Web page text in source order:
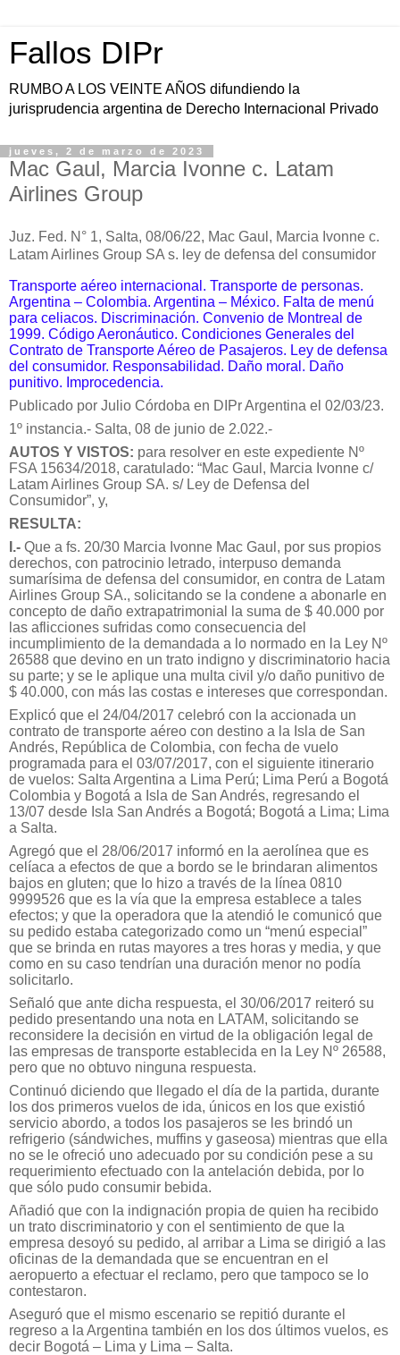
Fallos DIPr
RUMBO A LOS VEINTE AÑOS difundiendo la
jurisprudencia argentina de Derecho Internacional Privado
jueves, 2 de marzo de 2023
Mac Gaul, Marcia Ivonne c. Latam
Airlines Group
Juz. Fed. N° 1, Salta, 08/06/22, Mac Gaul, Marcia Ivonne c.
Latam Airlines Group SA s. ley de defensa del consumidor
Transporte aéreo internacional. Transporte de personas.
Argentina – Colombia. Argentina – México. Falta de menú
para celiacos. Discriminación. Convenio de Montreal de
1999. Código Aeronáutico. Condiciones Generales del
Contrato de Transporte Aéreo de Pasajeros. Ley de defensa
del consumidor. Responsabilidad. Daño moral. Daño
punitivo. Improcedencia.
Publicado por Julio Córdoba en DIPr Argentina el 02/03/23.
1º instancia.- Salta, 08 de junio de 2.022.-
AUTOS Y VISTOS: para resolver en este expediente Nº
FSA 15634/2018, caratulado: “Mac Gaul, Marcia Ivonne c/
Latam Airlines Group SA. s/ Ley de Defensa del
Consumidor”, y,
RESULTA:
I.- Que a fs. 20/30 Marcia Ivonne Mac Gaul, por sus propios
derechos, con patrocinio letrado, interpuso demanda
sumarísima de defensa del consumidor, en contra de Latam
Airlines Group SA., solicitando se la condene a abonarle en
concepto de daño extrapatrimonial la suma de $ 40.000 por
las aflicciones sufridas como consecuencia del
incumplimiento de la demandada a lo normado en la Ley Nº
26588 que devino en un trato indigno y discriminatorio hacia
su parte; y se le aplique una multa civil y/o daño punitivo de
$ 40.000, con más las costas e intereses que correspondan.
Explicó que el 24/04/2017 celebró con la accionada un
contrato de transporte aéreo con destino a la Isla de San
Andrés, República de Colombia, con fecha de vuelo
programada para el 03/07/2017, con el siguiente itinerario
de vuelos: Salta Argentina a Lima Perú; Lima Perú a Bogotá
Colombia y Bogotá a Isla de San Andrés, regresando el
13/07 desde Isla San Andrés a Bogotá; Bogotá a Lima; Lima
a Salta.
Agregó que el 28/06/2017 informó en la aerolínea que es
celíaca a efectos de que a bordo se le brindaran alimentos
bajos en gluten; que lo hizo a través de la línea 0810
9999526 que es la vía que la empresa establece a tales
efectos; y que la operadora que la atendió le comunicó que
su pedido estaba categorizado como un “menú especial”
que se brinda en rutas mayores a tres horas y media, y que
como en su caso tendrían una duración menor no podía
solicitarlo.
Señaló que ante dicha respuesta, el 30/06/2017 reiteró su
pedido presentando una nota en LATAM, solicitando se
reconsidere la decisión en virtud de la obligación legal de
las empresas de transporte establecida en la Ley Nº 26588,
pero que no obtuvo ninguna respuesta.
Continuó diciendo que llegado el día de la partida, durante
los dos primeros vuelos de ida, únicos en los que existió
servicio abordo, a todos los pasajeros se les brindó un
refrigerio (sándwiches, muffins y gaseosa) mientras que ella
no se le ofreció uno adecuado por su condición pese a su
requerimiento efectuado con la antelación debida, por lo
que sólo pudo consumir bebida.
Añadió que con la indignación propia de quien ha recibido
un trato discriminatorio y con el sentimiento de que la
empresa desoyó su pedido, al arribar a Lima se dirigió a las
oficinas de la demandada que se encuentran en el
aeropuerto a efectuar el reclamo, pero que tampoco se lo
contestaron.
Aseguró que el mismo escenario se repitió durante el
regreso a la Argentina también en los dos últimos vuelos, es
decir Bogotá – Lima y Lima – Salta.